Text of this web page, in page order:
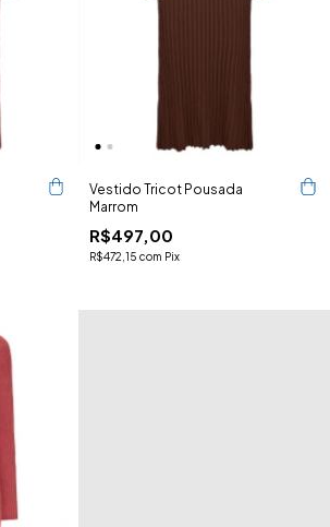
Vestido Tricot Pousada
Marrom
R$497,00
R$472,15 com Pix